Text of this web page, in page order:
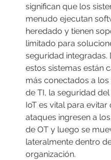
significan que los
menudo ejecutan
heredado y tienen
limitado para
seguridad integradas.
estos sistemas están
más conectados a los
de TI, la seguridad
IoT es vital para evitar
ataques ingresen a
de OT y luego se
lateralmente dentro
organización.